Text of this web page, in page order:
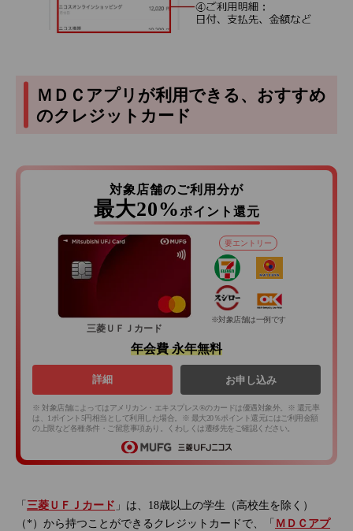
ＭＤＣアプリが利用できる、おすすめ
のクレジットカード
対象店舗のご利用分が
最大20% ポイント還元
三菱ＵＦＪカード
要エントリー
※対象店舗は一例です
年会費 永年無料
詳細 お申し込み
※ 対象店舗によってはアメリカン・エキスプレス®のカードは優遇対象外。※ 還元率
は、1ポイント5円相当として利用した場合。※ 最大20％ポイント還元にはご利用金額
の上限など各種条件・ご留意事項あり。くわしくは遷移先をご確認ください。
「 三菱ＵＦＪカード 」は、18歳以上の学生（高校生を除く）
（*）から持つことができるクレジットカードで、「 ＭＤＣアプ